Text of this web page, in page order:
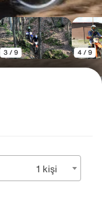
3 / 9 4 / 9
1 kişi